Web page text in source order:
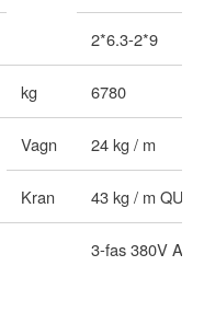
2*6.3-2*9
kg 6780
Vagn 24 kg / m
Kran 43 kg / m QU70
3-fas 380V AC